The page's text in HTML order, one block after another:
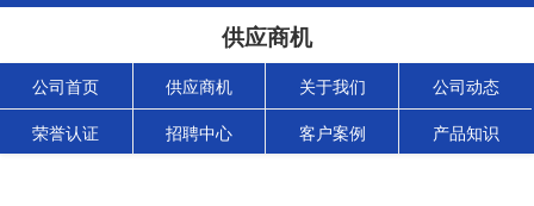
供应商机
公司首页 供应商机 关于我们 公司动态
荣誉认证 招聘中心 客户案例 产品知识